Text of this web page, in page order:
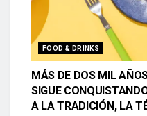
FOOD & DRINKS
MÁS DE DOS MIL
SIGUE
A LA TRADICIÓN, LA